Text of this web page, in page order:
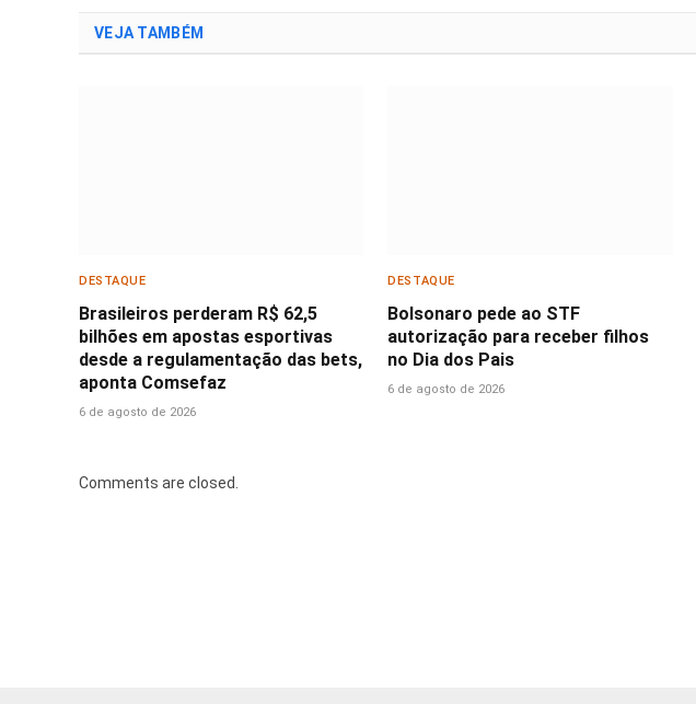
VEJA TAMBÉM
DESTAQUE
Brasileiros perderam R$ 62,5
bilhões em apostas esportivas
desde a regulamentação das bets,
aponta Comsefaz
6 de agosto de 2026
DESTAQUE
Bolsonaro pede ao STF
autorização para receber filhos
no Dia dos Pais
6 de agosto de 2026
Comments are closed.